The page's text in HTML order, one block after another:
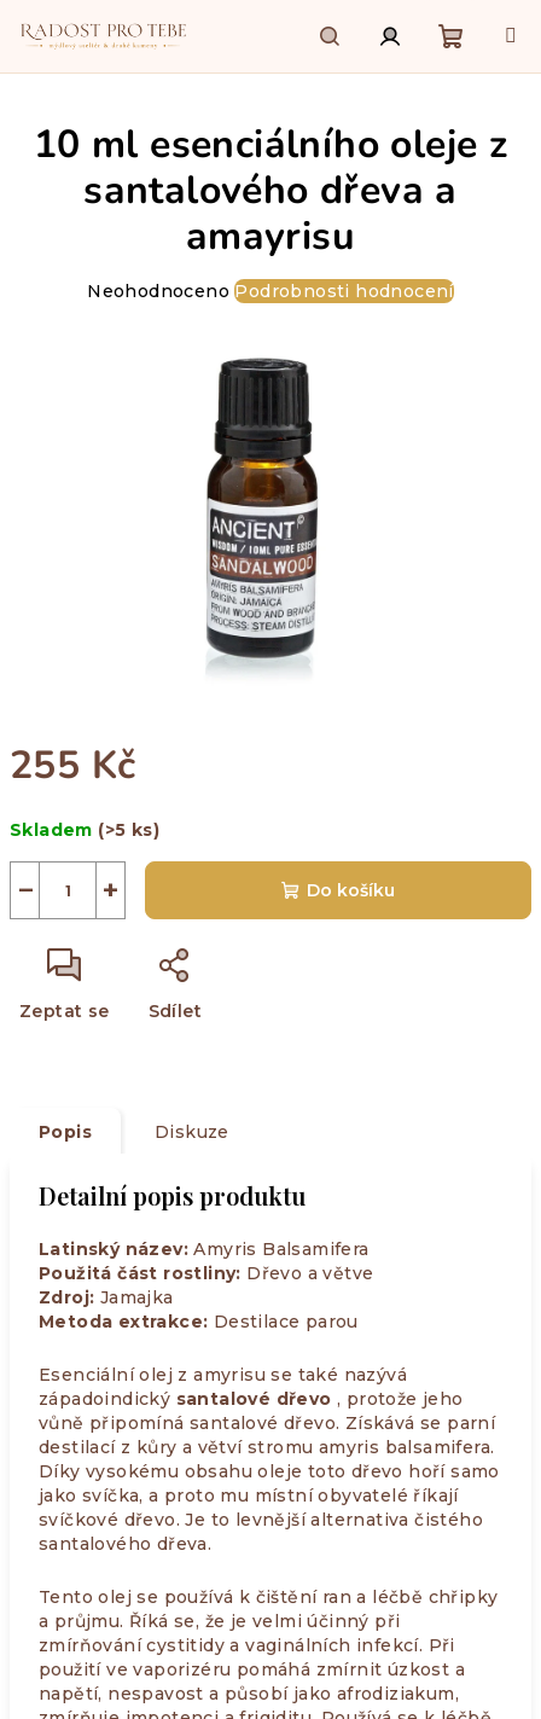
HledatPřihlášení
košík
255 Kč
cena:
Skladem (>5 ks)
+
− Do košíku
Zeptat se Sdílet
10 ml esenciálního oleje z
santalového dřeva a
amayrisu
Průměrné
Neohodnoceno Podrobnosti hodnocení
Popis Diskuze
Detailní popis produktu
Latinský název: Amyris Balsamifera
Použitá část rostliny: Dřevo a větve
Zdroj: Jamajka
Metoda extrakce: Destilace parou
Esenciální olej z amyrisu se také nazývá
západoindický santalové dřevo , protože jeho
vůně připomíná santalové dřevo. Získává se parní
destilací z kůry a větví stromu amyris balsamifera.
Díky vysokému obsahu oleje toto dřevo hoří samo
jako svíčka, a proto mu místní obyvatelé říkají
svíčkové dřevo. Je to levnější alternativa čistého
santalového dřeva.
Tento olej se používá k čištění ran a léčbě chřipky
a průjmu. Říká se, že je velmi účinný při
zmírňování cystitidy a vaginálních infekcí. Při
použití ve vaporizéru pomáhá zmírnit úzkost a
napětí, nespavost a působí jako afrodiziakum,